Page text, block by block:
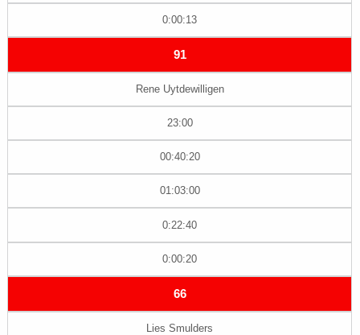
0:00:13
91
Rene Uytdewilligen
23:00
00:40:20
01:03:00
0:22:40
0:00:20
66
Lies Smulders